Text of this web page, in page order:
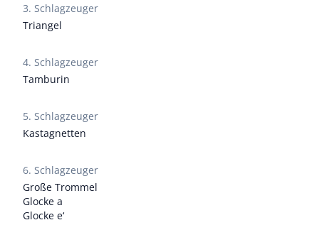
3. Schlagzeuger
Triangel
4. Schlagzeuger
Tamburin
5. Schlagzeuger
Kastagnetten
6. Schlagzeuger
Große Trommel
Glocke a
Glocke e‘